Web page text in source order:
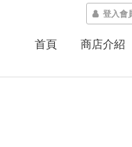
登入會
首頁 商店介紹